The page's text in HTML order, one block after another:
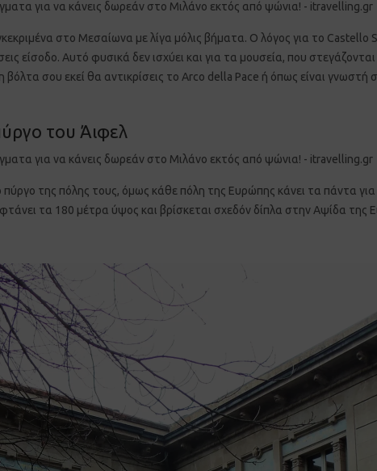
στο Μεσαίωνα με λίγα μόλις βήματα. Ο λόγος για το
είσοδο. Αυτό φυσικά δεν ισχύει και για τα μουσεία, που
σου εκεί θα αντικρίσεις το Arco della Pace ή όπως είναι γνωστή
του Άιφελ
της πόλης τους, όμως κάθε πόλη της Ευρώπης κάνει τα πάντα
τα 180 μέτρα ύψος και βρίσκεται σχεδόν δίπλα στην Αψίδα της